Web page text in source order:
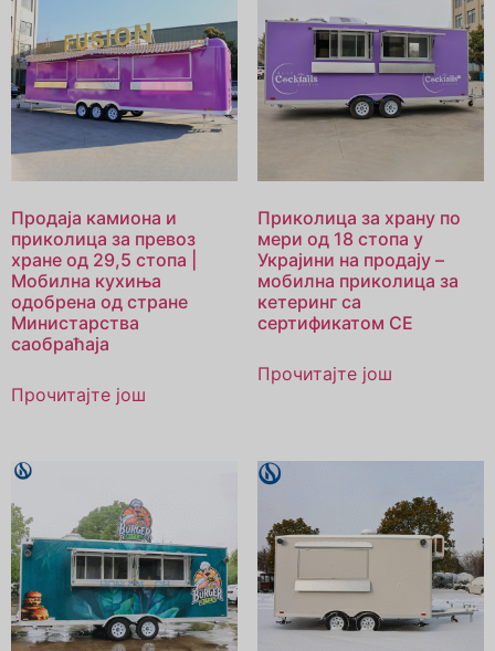
Продаја камиона и
приколица за превоз
хране од 29,5 стопа |
Мобилна кухиња
одобрена од стране
Министарства
саобраћаја
Прочитајте још
Приколица за храну по
мери од 18 стопа у
Украјини на продају –
мобилна приколица за
кетеринг са
сертификатом CE
Прочитајте још